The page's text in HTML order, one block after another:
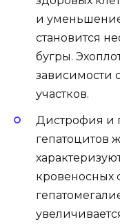
и
становится
бугры.
зависимости
участков.
Дистрофия и
гепатоцитов
кровеносных